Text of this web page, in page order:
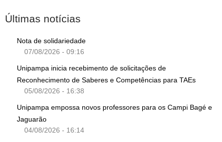
Últimas notícias
Nota de solidariedade
07/08/2026 - 09:16
Unipampa inicia recebimento de solicitações de
Reconhecimento de Saberes e Competências para TAEs
05/08/2026 - 16:38
Unipampa empossa novos professores para os Campi Bagé e
Jaguarão
04/08/2026 - 16:14